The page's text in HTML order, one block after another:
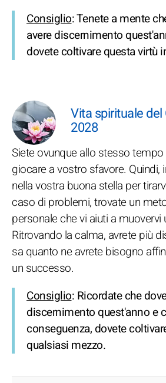
Consiglio: Tenete a mente
avere discernimento
dovete coltivare questa virtù
Vita spirituale
2028
Siete ovunque allo stesso
giocare a vostro sfavore. Quindi,
nella vostra buona stella per
caso di problemi, trovate un
personale che vi aiuti a muovervi
Ritrovando la calma, avrete più
sa quanto ne avrete bisogno
un successo.
Consiglio: Ricordate che
discernimento quest'anno e
conseguenza, dovete
qualsiasi mezzo.